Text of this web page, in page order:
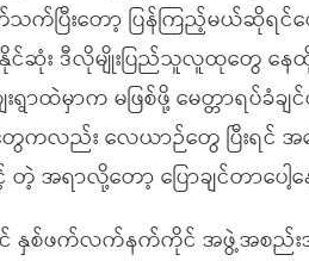
က်ပြီးတော့ ပြန်ကြည့်မယ်ဆိုရင်
း ဒီလိုမျိုးပြည်သူလူထုတွေ နေထို
ရွာထဲမှာက မဖြစ်ဖို့ မေတ္တာရပ်ခံခ
ကလည်း လေယာဉ်တွေ ပြီးရင် အ
ရာလို့တော့ ပြောချင်တာပေါ့န
နှစ်ဖက်လက်နက်ကိုင် အဖွဲ့အစည်းအ